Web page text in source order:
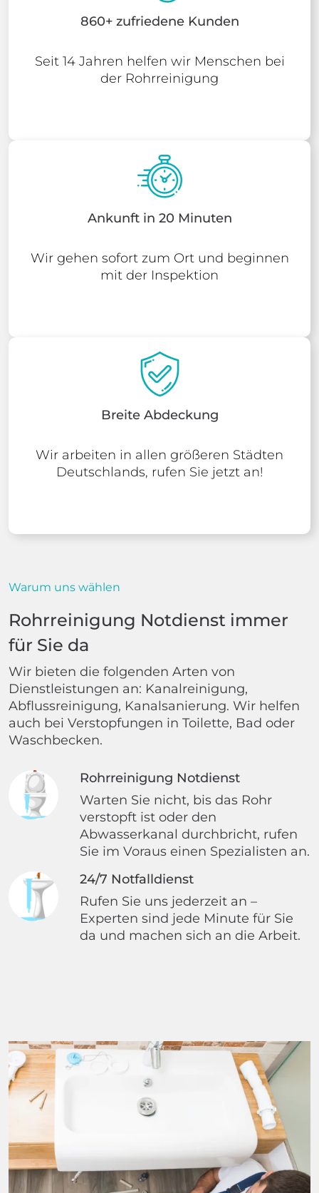
860+ zufriedene Kunden
Seit 14 Jahren helfen wir Menschen bei
der Rohrreinigung
Ankunft in 20 Minuten
Wir gehen sofort zum Ort und beginnen
mit der Inspektion
Breite Abdeckung
Wir arbeiten in allen größeren Städten
Deutschlands, rufen Sie jetzt an!
Warum uns wählen
Rohrreinigung Notdienst immer
für Sie da
Wir bieten die folgenden Arten von
Dienstleistungen an: Kanalreinigung,
Abflussreinigung, Kanalsanierung. Wir helfen
auch bei Verstopfungen in Toilette, Bad oder
Waschbecken.
Rohrreinigung Notdienst
Warten Sie nicht, bis das Rohr
verstopft ist oder den
Abwasserkanal durchbricht, rufen
Sie im Voraus einen Spezialisten an.
24/7 Notfalldienst
Rufen Sie uns jederzeit an –
Experten sind jede Minute für Sie
da und machen sich an die Arbeit.